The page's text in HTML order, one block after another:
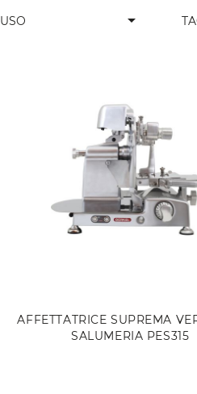
USO arrow_drop_down
AFFETTATRICE SUPREMA
SALUMERIA PES315